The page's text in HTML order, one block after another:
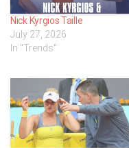
Nick Kyrgios Taille
July 27, 2026
In "Trends"